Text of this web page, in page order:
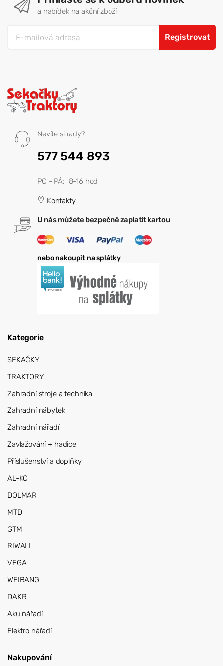
a nabídek na akční zboží
Registrovat
Nevíte si rady?
577 544 893
PO - PÁ: 8-16 hod
Kontakty
U nás můžete bezpečně zaplatit kartou
nebo nakoupit na splátky
Kategorie
SEKAČKY
TRAKTORY
Zahradní stroje a technika
Zahradní nábytek
Zahradní nářadí
Zavlažování + hadice
Příslušenství a doplňky
AL-KO
DOLMAR
MTD
GTM
RIWALL
VEGA
WEIBANG
DAKR
Aku nářadí
Elektro nářadí
Nakupování